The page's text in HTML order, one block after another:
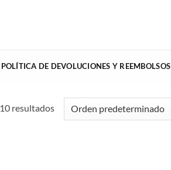
POLÍTICA DE DEVOLUCIONES Y REEMBOLSOS
resultados